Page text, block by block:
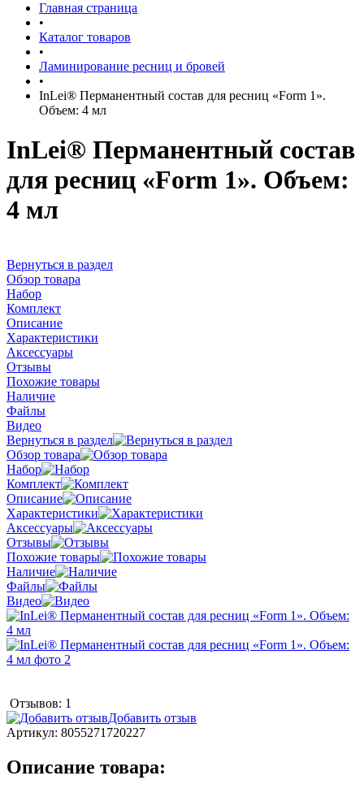
Главная страница
•
Каталог товаров
•
Ламинирование ресниц и бровей
•
InLei® Перманентный состав для ресниц «Form 1».
Объем: 4 мл
InLei® Перманентный состав
для ресниц «Form 1». Объем:
4 мл
Вернуться в раздел
Обзор товара
Набор
Комплект
Описание
Характеристики
Аксессуары
Отзывы
Похожие товары
Наличие
Файлы
Видео
Вернуться в раздел
Обзор товара
Набор
Комплект
Описание
Характеристики
Аксессуары
Отзывы
Похожие товары
Наличие
Файлы
Видео
Отзывов: 1
Добавить отзыв
Артикул: 8055271720227
Описание товара: